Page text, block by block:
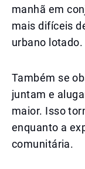
manhã em
mais difíceis
urbano lotado.
Também se
juntam e
maior. Isso
enquanto a
comunitária.